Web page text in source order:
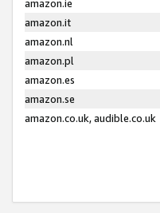
amazon.ie
amazon.it
amazon.nl
amazon.pl
amazon.es
amazon.se
amazon.co.uk, audible.co.uk